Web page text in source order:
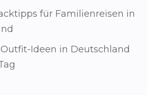
für Familienreisen in
Ideen in Deutschland